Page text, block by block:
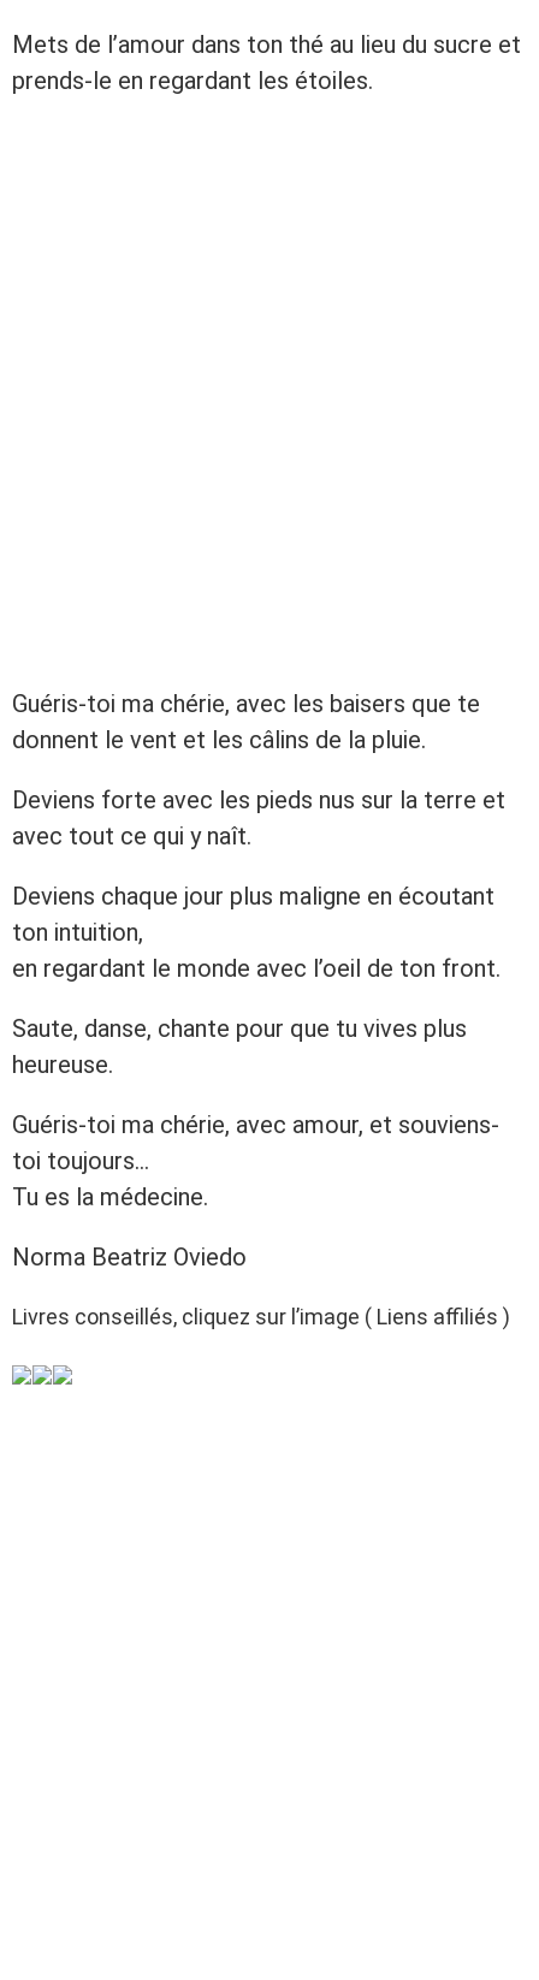
Mets de l’amour dans ton thé au lieu du sucre et
prends-le en regardant les étoiles.
Guéris-toi ma chérie, avec les baisers que te
donnent le vent et les câlins de la pluie.
Deviens forte avec les pieds nus sur la terre et
avec tout ce qui y naît.
Deviens chaque jour plus maligne en écoutant
ton intuition,
en regardant le monde avec l’oeil de ton front.
Saute, danse, chante pour que tu vives plus
heureuse.
Guéris-toi ma chérie, avec amour, et souviens-
toi toujours…
Tu es la médecine.
Norma Beatriz Oviedo
Livres conseillés, cliquez sur l’image ( Liens affiliés )